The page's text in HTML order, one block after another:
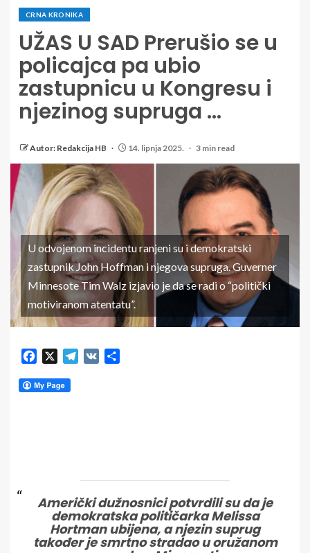
CRNA KRONIKA
UŽAS U SAD Prerušio se u
policajca pa ubio
zastupnicu u Kongresu i
njezinog supruga …
Autor: Redakcija HB 14. lipnja 2025. 3 min read
U odvojenom incidentu ranjeni su i demokratski
zastupnik John Hoffman i njegova supruga. Guverner
Minnesote Tim Walz izjavio je da se radi o “politički
motiviranom atentatu”.
Facebook Telegram
VK
Američki dužnosnici potvrdili su da je
demokratska političarka Melissa
Hortman ubijena, a njezin suprug
također je smrtno stradao u oružanom